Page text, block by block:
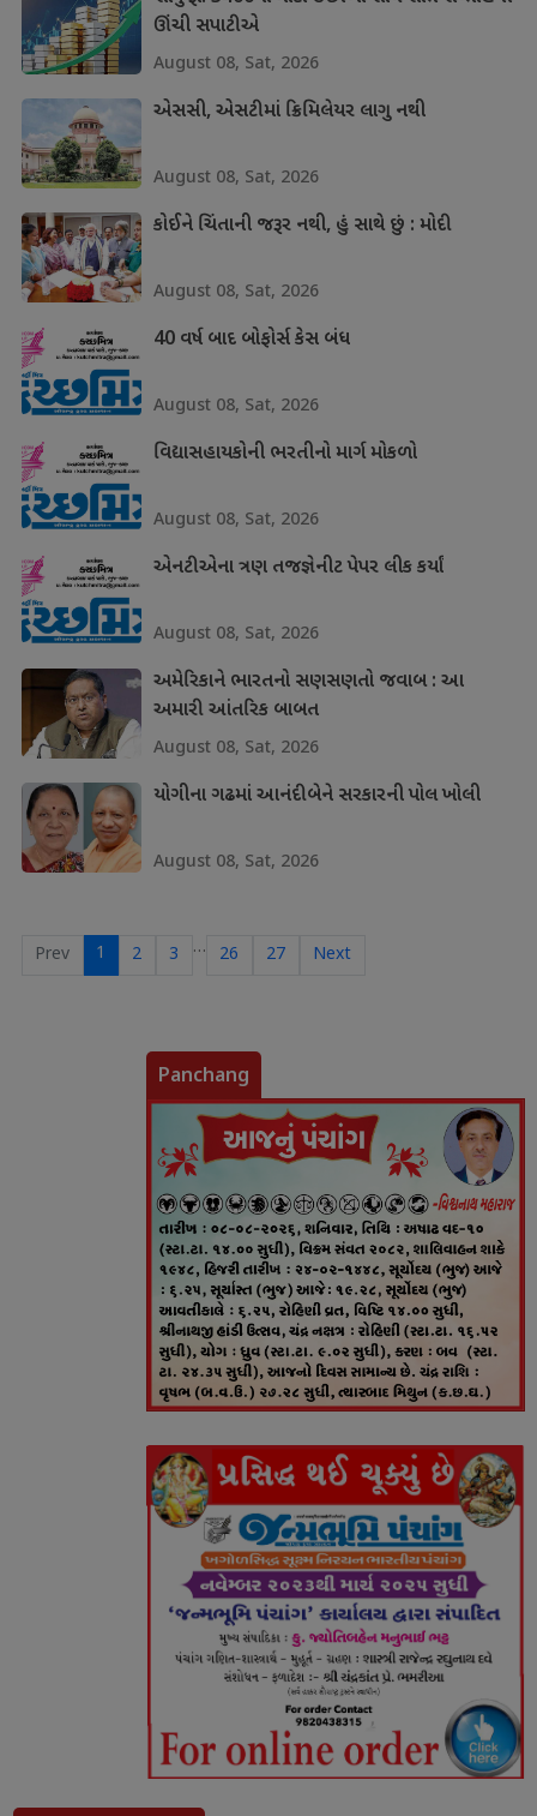
ઊંચી સપાટીએ
August 08, Sat, 2026
એસસી, એસટીમાં ક્રિમિલેયર લાગુ નથી
August 08, Sat, 2026
કોઈને ચિંતાની જરૂર નથી, હું સાથે છું : મોદી
August 08, Sat, 2026
40 વર્ષ બાદ બોફોર્સ કેસ બંધ
August 08, Sat, 2026
વિદ્યાસહાયકોની ભરતીનો માર્ગ મોકળો
August 08, Sat, 2026
એનટીએના ત્રણ તજજ્ઞેનીટ પેપર લીક કર્યાં
August 08, Sat, 2026
અમેરિકાને ભારતનો સણસણતો જવાબ : આ
અમારી આંતરિક બાબત
August 08, Sat, 2026
યોગીના ગઢમાં આનંદીબેને સરકારની પોલ ખોલી
August 08, Sat, 2026
Prev 1 2 3 … 26 27 Next
Panchang